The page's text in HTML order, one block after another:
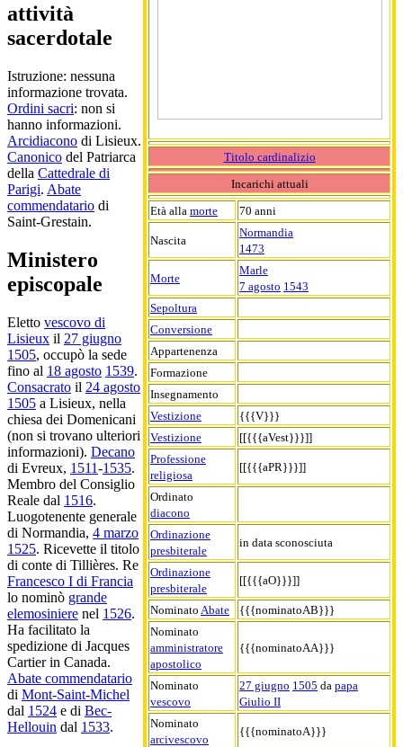
Titolo cardinalizio
Incarichi attuali
Età alla morte 70 anni
Nascita
Normandia
1473
Morte
Marle
7 agosto 1543
Sepoltura
Conversione
Appartenenza
Formazione
Insegnamento
Vestizione
{{{V}}}
Vestizione
[[{{{aVest}}}]]
Professione
religiosa
[[{{{aPR}}}]]
Ordinato
diacono
Ordinazione
presbiterale
in data sconosciuta
Ordinazione
presbiterale
[[{{{aO}}}]]
Nominato Abate
{{{nominatoAB}}}
Nominato
amministratore
apostolico
{{{nominatoAA}}}
Nominato
vescovo
27 giugno 1505 da papa
Giulio II
Nominato
arcivescovo
{{{nominatoA}}}
attività
sacerdotale
Istruzione: nessuna
informazione trovata.
Ordini sacri: non si
hanno informazioni.
Arcidiacono di Lisieux.
Canonico del Patriarca
della Cattedrale di
Parigi. Abate
commendatario di
Saint-Grestain.
Ministero
episcopale
Eletto vescovo di
Lisieux il 27 giugno
1505, occupò la sede
fino al 18 agosto 1539.
Consacrato il 24 agosto
1505 a Lisieux, nella
chiesa dei Domenicani
(non si trovano ulteriori
informazioni). Decano
di Evreux, 1511-1535.
Membro del Consiglio
Reale dal 1516.
Luogotenente generale
di Normandia, 4 marzo
1525. Ricevette il titolo
di conte di Tillières. Re
Francesco I di Francia
lo nominò grande
elemosiniere nel 1526.
Ha facilitato la
spedizione di Jacques
Cartier in Canada.
Abate commendatario
di Mont-Saint-Michel
dal 1524 e di Bec-
Hellouin dal 1533.